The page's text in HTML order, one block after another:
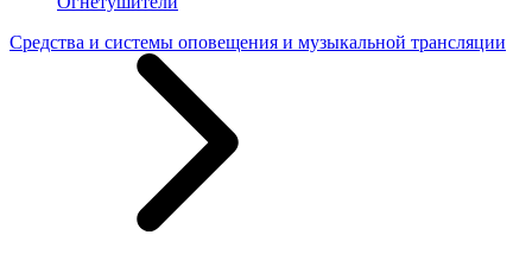
Средства и системы оповещения и музыкальной трансляции